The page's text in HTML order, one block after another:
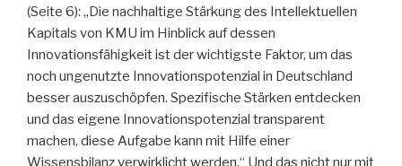
(Seite 6): „Die nachhaltige Stärkung des Intellektuellen
Kapitals von KMU im Hinblick auf dessen
Innovationsfähigkeit ist der wichtigste Faktor, um das
noch ungenutzte Innovationspotenzial in Deutschland
besser auszuschöpfen. Spezifische Stärken entdecken
und das eigene Innovationspotenzial transparent
machen, diese Aufgabe kann mit Hilfe einer
Wissensbilanz verwirklicht werden.“ Und das nicht nur mit